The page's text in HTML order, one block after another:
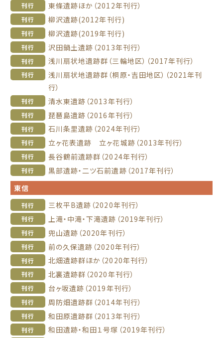
刊行 東條遺跡ほか（2012年刊行）
刊行 柳沢遺跡(2012年刊行)
刊行 柳沢遺跡(2019年刊行)
刊行 沢田鍋土遺跡（2013年刊行）
刊行 浅川扇状地遺跡群（三輪地区）（2017年刊行）
刊行
浅川扇状地遺跡群（桐原・吉田地区）（2021年刊
行）
刊行 清水東遺跡（2013年刊行）
刊行 琵琶島遺跡（2016年刊行）
刊行 石川条里遺跡（2024年刊行）
刊行 立ヶ花表遺跡 立ヶ花城跡（2013年刊行）
刊行 長谷鶴前遺跡群（2024年刊行）
刊行
黒部遺跡・二ツ石前遺跡（2017年刊行）
東信
刊行 三枚平B遺跡（2020年刊行）
刊行 上滝・中滝・下滝遺跡（2019年刊行）
刊行 兜山遺跡（2020年刊行）
刊行 前の久保遺跡（2020年刊行）
刊行 北畑遺跡群ほか（2020年刊行）
刊行 北裏遺跡群（2020年刊行）
刊行 台ヶ坂遺跡（2019年刊行）
刊行 周防畑遺跡群（2014年刊行）
刊行 和田原遺跡群（2013年刊行）
刊行 和田遺跡・和田１号塚（2019年刊行）